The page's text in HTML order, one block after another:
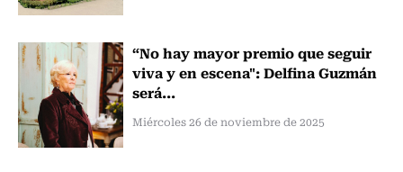
“No hay mayor premio que seguir
viva y en escena": Delfina Guzmán
será...
Miércoles 26 de noviembre de 2025